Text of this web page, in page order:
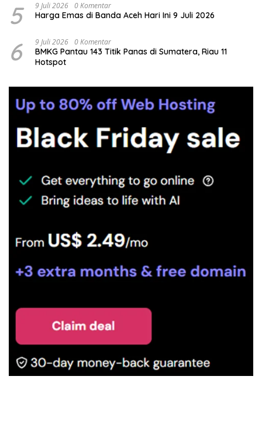
5 9 Juli 2026 0 Komentar
Harga Emas di Banda Aceh Hari Ini 9 Juli 2026
6 9 Juli 2026 0 Komentar
BMKG Pantau 143 Titik Panas di Sumatera, Riau 11
Hotspot